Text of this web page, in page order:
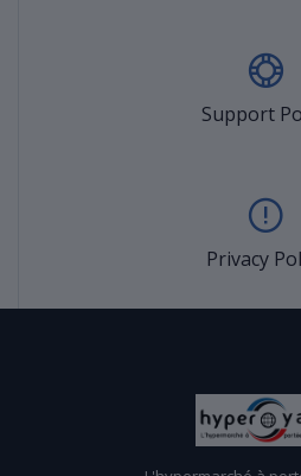
Support
Privacy